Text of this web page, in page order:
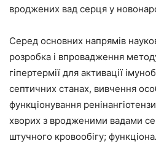
вроджених вад серця у
Серед основних напрямів
розробка і впровадження
гіпертермії для активації
септичних станах, вивчення
функціонування
хворих з вродженими вадами
штучного кровообігу;